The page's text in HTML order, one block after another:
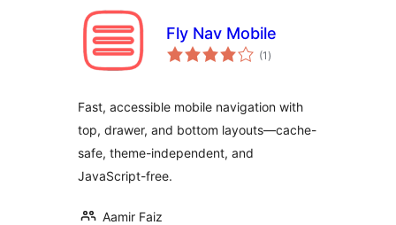
Fly Nav Mobile
(1 értékelés
összesen
)
Fast, accessible mobile navigation with
top, drawer, and bottom layouts—cache-
safe, theme-independent, and
JavaScript-free.
Aamir Faiz